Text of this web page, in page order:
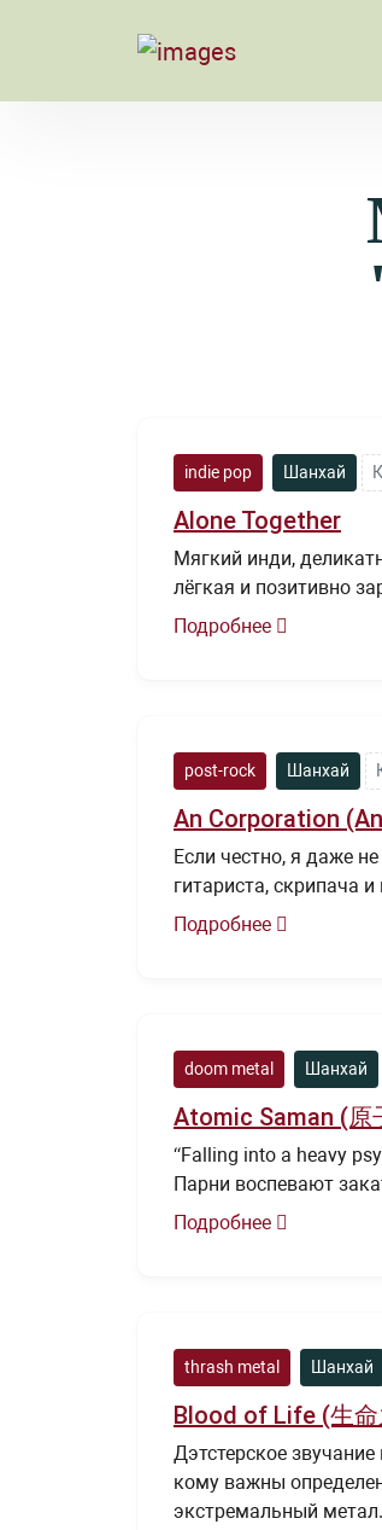
indie pop Шанхай
Alone Together
Мягкий инди,
лёгкая и позитивно
Подробнее
post-rock Шанхай
An Corporation
Если честно, я даже
гитариста, скрипача
Подробнее
doom metal Шанхай
Atomic Saman (原
“Falling into a heavy
Парни воспевают
Подробнее
thrash metal Шанхай
Blood of Life (生
Дэтстерское
кому важны
экстремальный метал.